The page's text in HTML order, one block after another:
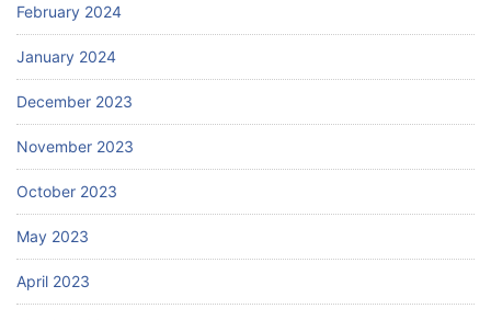
February 2024
January 2024
December 2023
November 2023
October 2023
May 2023
April 2023